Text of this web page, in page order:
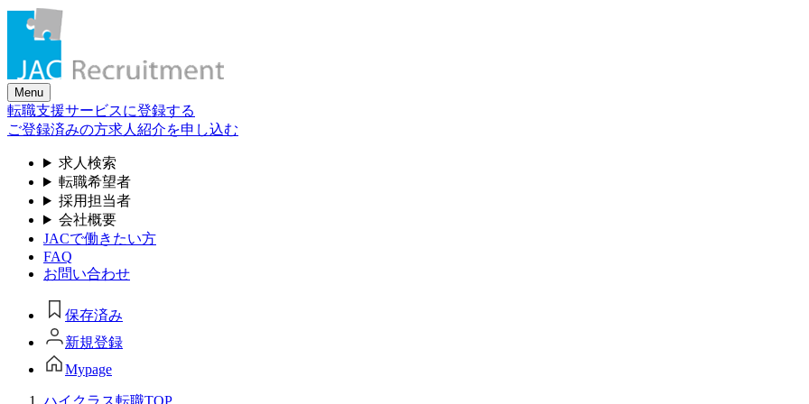
Skip
content
Menu
転職支援サービスに登録する
ご登録済みの方求人紹介を申し込む
求人検索
転職希望者
採用担当者
会社概要
JACで働きたい方
FAQ
お問い合わせ
保存済み
新規登録
Mypage
ハイクラス転職TOP